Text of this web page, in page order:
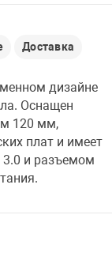
USB
USB ХАБЫ
CARD RIDER
Доставка
дизайне
Оснащен
120 мм,
плат и имеет
и разъемом